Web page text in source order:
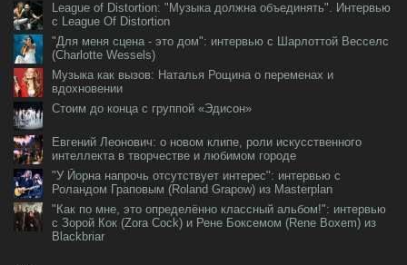
League of Distortion: "Музыка должна объединять". Интервью
с League Of Distortion
"Для меня сцена - это дом": интервью с Шарлоттой Весселс
(Charlotte Wessels)
Музыка как вызов: Наталья Рощина о переменах и
вдохновении
Стоим до конца с группой «Эдисон»
Евгений Леонович: о новом клипе, роли искусственного
интеллекта в творчестве и любимом городе
"У Йорна напрочь отсутствует интерес": интервью с
Роландом Граповым (Roland Grapow) из Masterplan
"Как по мне, это определённо классный альбом!": интервью
с Зорой Кок (Zora Cock) и Рене Боксемом (Rene Boxem) из
Blackbriar